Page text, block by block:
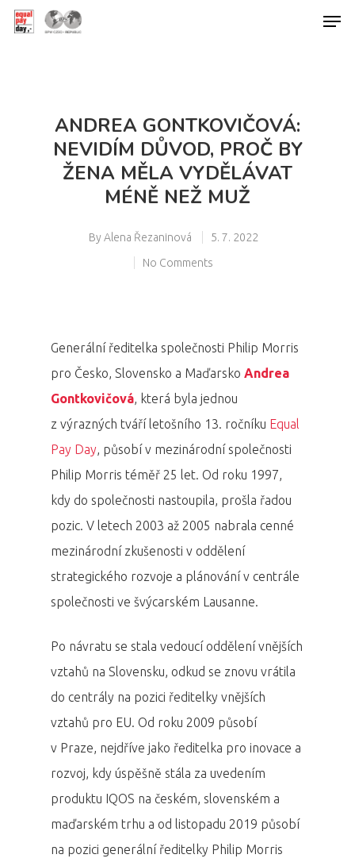
ANDREA GONTKOVIČOVÁ:
NEVIDÍM DŮVOD, PROČ BY
ŽENA MĚLA VYDĚLÁVAT
MÉNĚ NEŽ MUŽ
By Alena Řezaninová
5. 7. 2022
No Comments
Generální ředitelka společnosti Philip Morris
pro Česko, Slovensko a Maďarsko Andrea
Gontkovičová, která byla jednou
z výrazných tváří letošního 13. ročníku Equal
Pay Day, působí v mezinárodní společnosti
Philip Morris téměř 25 let. Od roku 1997,
kdy do společnosti nastoupila, prošla řadou
pozic. V letech 2003 až 2005 nabrala cenné
mezinárodní zkušenosti v oddělení
strategického rozvoje a plánování v centrále
společnosti ve švýcarském Lausanne.
Po návratu se stala vedoucí oddělení vnějších
vztahů na Slovensku, odkud se znovu vrátila
do centrály na pozici ředitelky vnějších
vztahů pro EU. Od roku 2009 působí
v Praze, nejdříve jako ředitelka pro inovace a
rozvoj, kdy úspěšně stála za uvedením
produktu IQOS na českém, slovenském a
maďarském trhu a od listopadu 2019 působí
na pozici generální ředitelky Philip Morris